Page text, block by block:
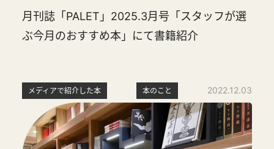
月刊誌「PALET」2025.3月号「スタッフが選
ぶ今月のおすすめ本」にて書籍紹介
メディアで紹介した本 本のこと 2022.12.03